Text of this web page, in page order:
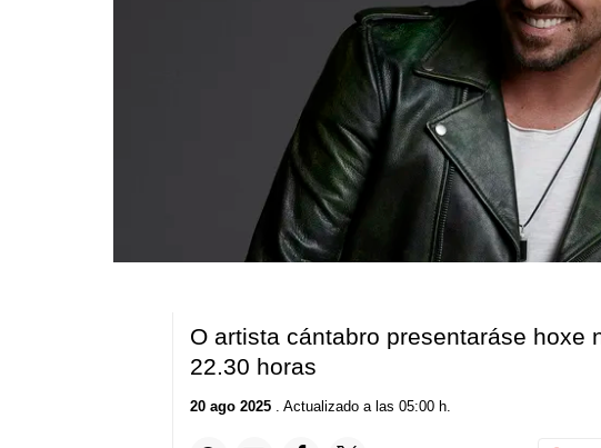
O artista cántabro presentaráse hoxe
22.30 horas
20 ago 2025. Actualizado a las 05:00 h.